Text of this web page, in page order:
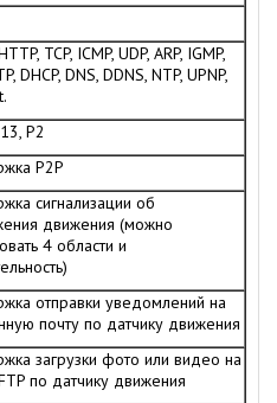
TCP, ICMP, UDP, ARP, IGMP,
DHCP, DNS, DDNS, NTP, UPNP,
P2
P2P
сигнализации об
движения (можно
4 области и
отправки уведомлений на
почту по датчику движения
загрузки фото или видео на
по датчику движения